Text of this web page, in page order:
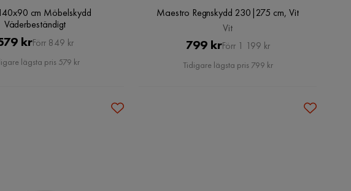
cm Möbelskydd
Väderbeständigt
Pris
krOriginal
Pris
Förr 849 kr
lägsta pris 579 kr
Maestro Regnskydd 230|275 cm, Vit
Vit
Pris
799 kr Original
Pris
Förr 1 199 kr
Tidigare lägsta pris 799 kr